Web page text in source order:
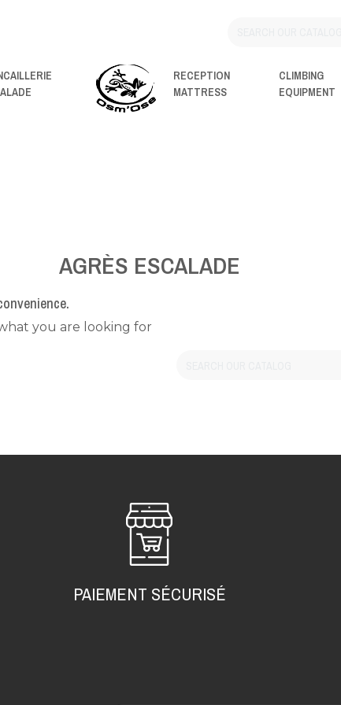
RECEPTION
MATTRESS
CLIMBING
EQUIPMENT
AGRÈS ESCALADE
you are looking for
PAIEMENT SÉCURISÉ